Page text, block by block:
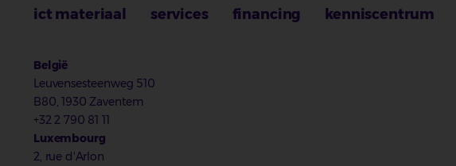
ict materiaal services financing kenniscentrum
België
Leuvensesteenweg 510
B80, 1930 Zaventem
+32 2 790 81 11
Luxembourg
2, rue d'Arlon